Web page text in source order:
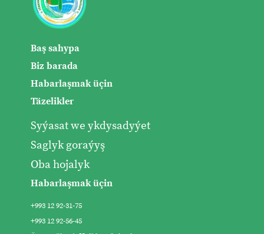
Baş sahypa
Biz barada
Habarlaşmak üçin
Täzelikler
Syýasat we ykdysadyýet
Saglyk goraýyş
Oba hojalyk
Habarlaşmak üçin
+993 12 92-31-75
+993 12 92-56-45